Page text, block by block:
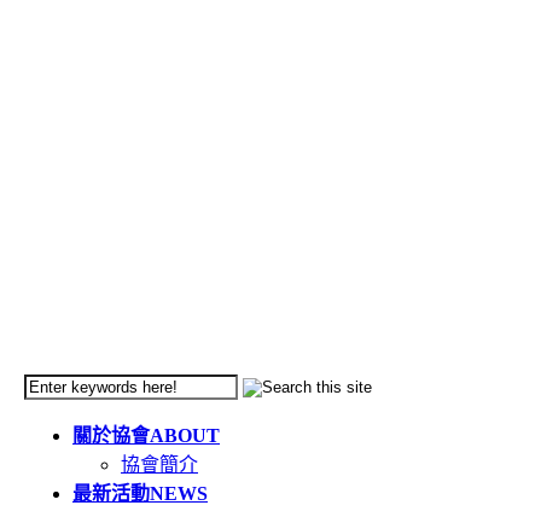
關於協會ABOUT
協會簡介
最新活動NEWS